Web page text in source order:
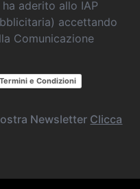
aderito allo IAP
accettando
Comunicazione
Termini e Condizioni
Newsletter Clicca